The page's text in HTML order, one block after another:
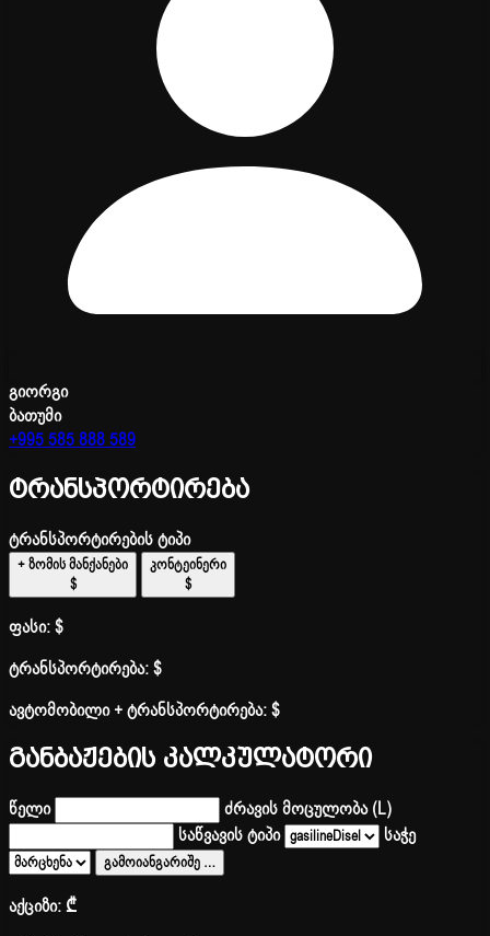
გიორგი
ბათუმი
+995 585 888 589
ტრანსპორტირება
ტრანსპორტირების ტიპი
+ ზომის მანქანები
$
კონტეინერი
$
ფასი:$
ტრანსპორტირება:$
ავტომობილი + ტრანსპორტირება:$
განბაჟების კალკულატორი
წელი
ძრავის მოცულობა (L)
საწვავის ტიპი
საჭე
გამოიანგარიშე …
აქციზი:₾